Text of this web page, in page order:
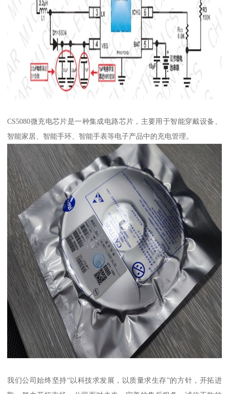
CS5080微充电芯片是一种集成电路芯片，主要用于智能穿戴设备、
智能家居、智能手环、智能手表等电子产品中的充电管理。
我们公司始终坚持“以科技求发展，以质量求生存”的方针，开拓进